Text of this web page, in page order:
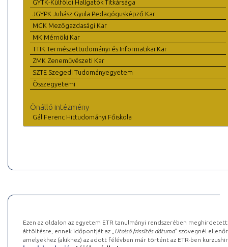
GYTK-Külföldi Hallgatók Titkársága
JGYPK Juhász Gyula Pedagógusképző Kar
MGK Mezőgazdasági Kar
MK Mérnöki Kar
TTIK Természettudományi és Informatikai Kar
ZMK Zeneművészeti Kar
SZTE Szegedi Tudományegyetem
Összegyetemi
Önálló intézmény
Gál Ferenc Hittudományi Főiskola
Ezen az oldalon az egyetem ETR tanulmányi rendszerében
áttöltésre, ennek időpontját az „ Utolsó frissítés dátuma” szövegnél
amelyekhez (akikhez) az adott félévben már történt az ETR-ben